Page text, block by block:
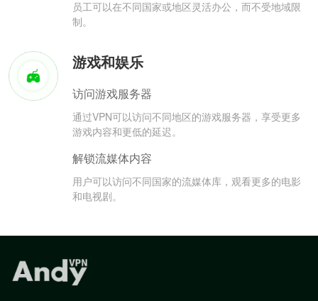
员工可以在不同国家或地区灵活办公，而不受地域限
制。
游戏和娱乐
访问游戏服务器
通过VPN可以访问不同地区的游戏服务器，享受更多
游戏内容和更低的延迟。
解锁流媒体内容
用户可以访问不同国家的流媒体库，观看更多的电影
和电视剧。